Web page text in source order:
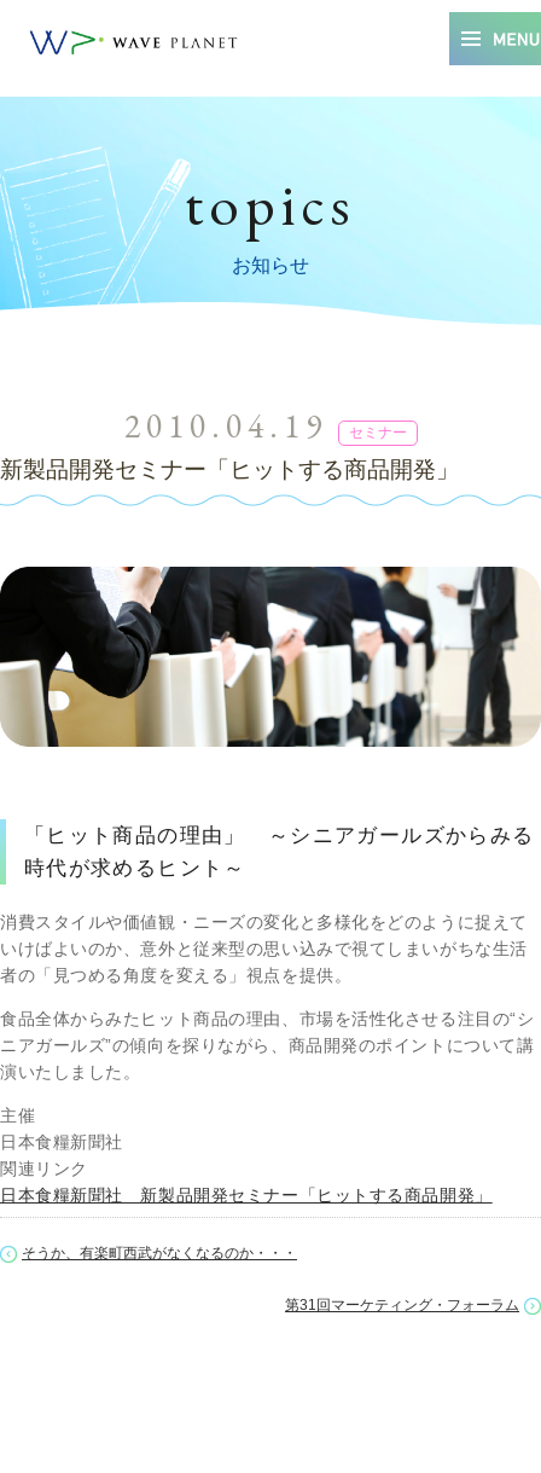
topics
お知らせ
2010.04.19 セミナー
新製品開発セミナー「ヒットする商品開発」
「ヒット商品の理由」 ～シニアガールズからみる
時代が求めるヒント～
消費スタイルや価値観・ニーズの変化と多様化をどのように捉えて
いけばよいのか、意外と従来型の思い込みで視てしまいがちな生活
者の「見つめる角度を変える」視点を提供。
食品全体からみたヒット商品の理由、市場を活性化させる注目の“シ
ニアガールズ”の傾向を探りながら、商品開発のポイントについて講
演いたしました。
主催
日本食糧新聞社
関連リンク
日本食糧新聞社 新製品開発セミナー「ヒットする商品開発」
そうか、有楽町西武がなくなるのか・・・
第31回マーケティング・フォーラム